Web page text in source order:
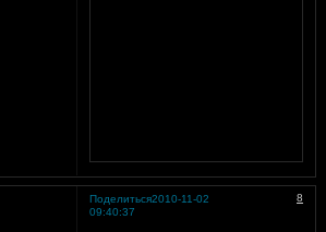
Поделиться 8
2010-11-02
09:40:37